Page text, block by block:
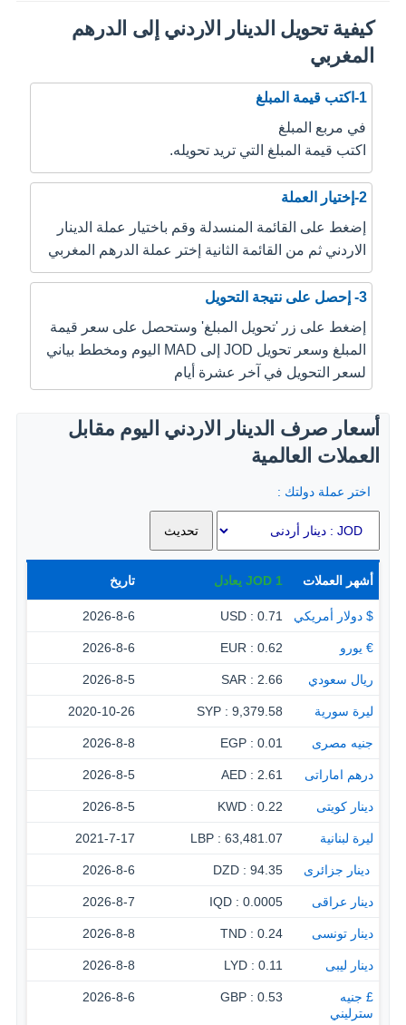
كيفية تحويل الدينار الاردني إلى الدرهم
المغربي
1-اكتب قيمة المبلغ
في مربع المبلغ
اكتب قيمة المبلغ التي تريد تحويله.
2-إختيار العملة
إضغط على القائمة المنسدلة وقم باختيار عملة الدينار
الاردني ثم من القائمة الثانية إختر عملة الدرهم المغربي
3- إحصل على نتيجة التحويل
إضغط على زر 'تحويل المبلغ' وستحصل على سعر قيمة
المبلغ وسعر تحويل JOD إلى MAD اليوم ومخطط بياني
لسعر التحويل في آخر عشرة أيام
أسعار صرف الدينار الاردني اليوم مقابل
العملات العالمية
اختر عملة دولتك :
أشهر العملات 1
JOD يعادل تاريخ
$ دولار أمريكي 0.71 : USD
2026-8-6
€ يورو 0.62 : EUR
2026-8-6
ريال سعودي 2.66 : SAR
2026-8-5
ليرة سورية 9,379.58 : SYP
2020-10-26
جنيه مصرى 0.01 : EGP
2026-8-8
درهم اماراتى 2.61 : AED
2026-8-5
دينار كويتى 0.22 : KWD
2026-8-5
ليرة لبنانية 63,481.07 : LBP
2021-7-17
‏ دينار جزائرى 94.35 : DZD
2026-8-6
دينار عراقى 0.0005 : IQD
2026-8-7
دينار تونسى 0.24 : TND
2026-8-8
دينار ليبى 0.11 : LYD
2026-8-8
£ جنيه
سترليني
0.53 : GBP
2026-8-6